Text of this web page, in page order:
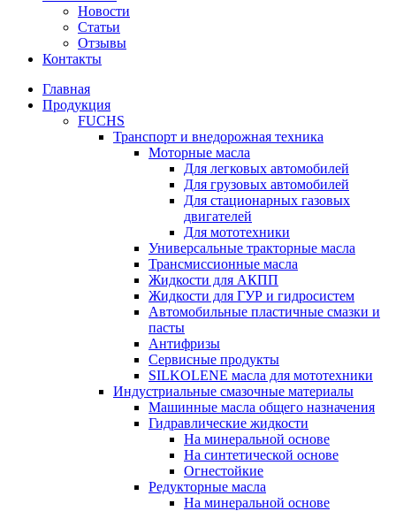
Новости
Статьи
Отзывы
Контакты
Главная
Продукция
FUCHS
Транспорт и внедорожная техника
Моторные масла
Для легковых автомобилей
Для грузовых автомобилей
Для стационарных газовых
двигателей
Для мототехники
Универсальные тракторные масла
Трансмиссионные масла
Жидкости для АКПП
Жидкости для ГУР и гидросистем
Автомобильные пластичные смазки и
пасты
Антифризы
Сервисные продукты
SILKOLENE масла для мототехники
Индустриальные смазочные материалы
Машинные масла общего назначения
Гидравлические жидкости
На минеральной основе
На синтетической основе
Огнестойкие
Редукторные масла
На минеральной основе